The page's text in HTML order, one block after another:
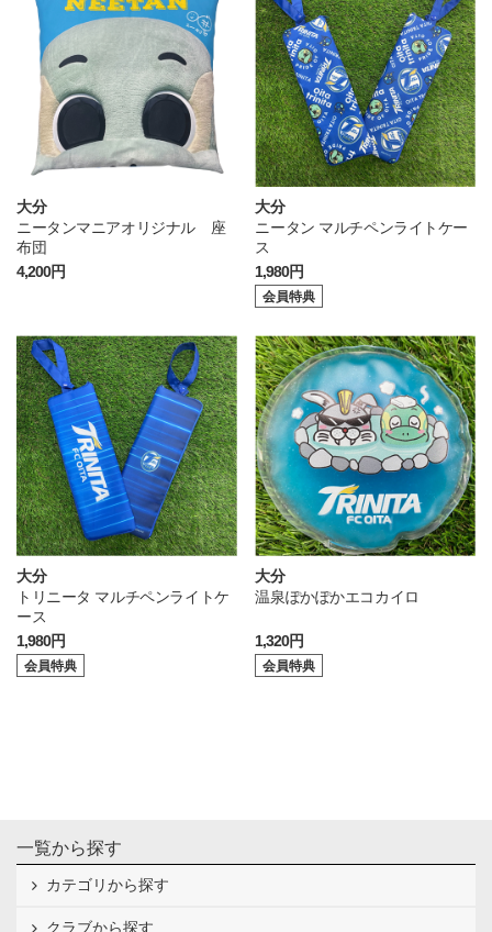
大分
ニータンマニアオリジナル 座
布団
4,200円
大分
ニータン マルチペンライトケー
ス
1,980円
会員特典
大分
トリニータ マルチペンライトケ
ース
1,980円
会員特典
大分
温泉ぽかぽかエコカイロ
1,320円
会員特典
一覧から探す
カテゴリから探す
クラブから探す